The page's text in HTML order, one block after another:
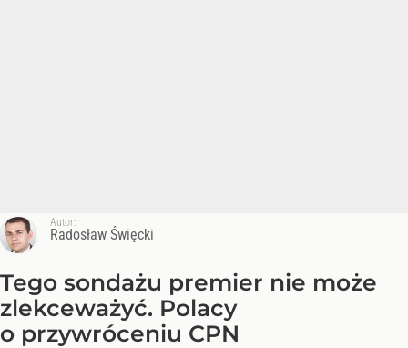
Autor:
Radosław Święcki
Tego sondażu premier nie może
zlekceważyć. Polacy
o przywróceniu CPN